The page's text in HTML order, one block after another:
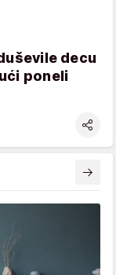
decu
poneli